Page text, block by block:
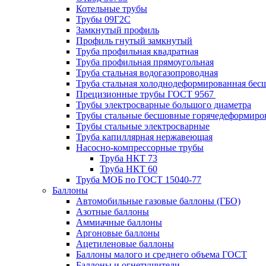
Котельные трубы
Трубы 09Г2С
Замкнутый профиль
Профиль гнутый замкнутый
Труба профильная квадратная
Труба профильная прямоугольная
Труба стальная водогазопроводная
Труба стальная холоднодеформированная
Прецизионные трубы ГОСТ 9567
Трубы электросварные большого диаметра
Трубы стальные бесшовные
Трубы стальные электросварные
Труба капиллярная нержавеющая
Насосно-компрессорные трубы
Труба НКТ 73
Труба НКТ 60
Труба МОБ по ГОСТ 15040-77
Баллоны
Автомобильные газовые баллоны (ГБО)
Азотные баллоны
Аммиачные баллоны
Аргоновые баллоны
Ацетиленовые баллоны
Баллоны малого и среднего объема ГОСТ